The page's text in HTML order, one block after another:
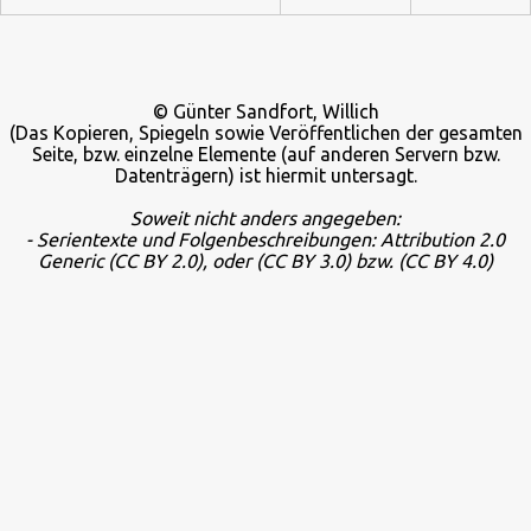
© Günter Sandfort, Willich
(Das Kopieren, Spiegeln sowie Veröffentlichen der gesamten
Seite, bzw. einzelne Elemente (auf anderen Servern bzw.
Datenträgern) ist hiermit untersagt.
Soweit nicht anders angegeben:
- Serientexte und Folgenbeschreibungen: Attribution 2.0
Generic (CC BY 2.0), oder (CC BY 3.0) bzw. (CC BY 4.0)